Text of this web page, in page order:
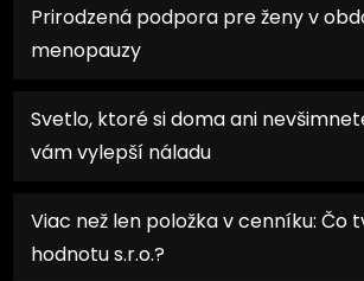
Prirodzená podpora pre ženy v
menopauzy
Svetlo, ktoré si doma ani
vám vylepší náladu
Viac než len položka v cenníku: Čo
hodnotu s.r.o.?